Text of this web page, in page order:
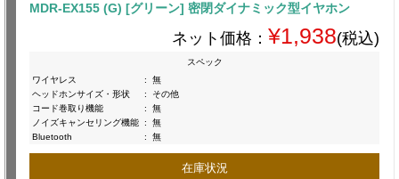
MDR-EX155 (G) [グリーン] 密閉ダイナミック型イヤホン
ネット価格： ¥1,938(税込)
スペック
ワイヤレス
:
無
ヘッドホンサイズ・形状
:
その他
コード巻取り機能
:
無
ノイズキャンセリング機能 :
無
Bluetooth
: 無
在庫状況